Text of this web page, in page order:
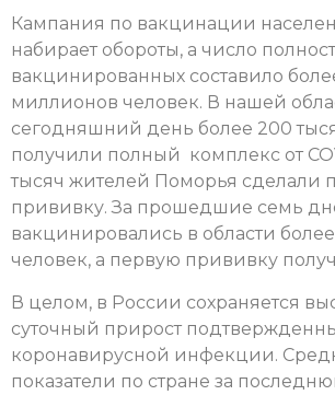
Кампания по вакцинации
набирает обороты, а число
вакцинированных составило
миллионов человек. В нашей
сегодняшний день более 200
получили полный комплекс от
тысяч жителей Поморья сделали
прививку. За прошедшие семь
вакцинировались в области более
человек, а первую прививку
В целом, в России сохраняется
суточный прирост
коронавирусной инфекции.
показатели по стране за